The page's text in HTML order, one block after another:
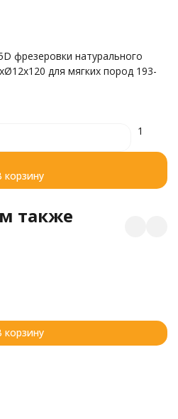
фрезеровки натурального
для мягких пород 193-
1
корзину
также
корзину